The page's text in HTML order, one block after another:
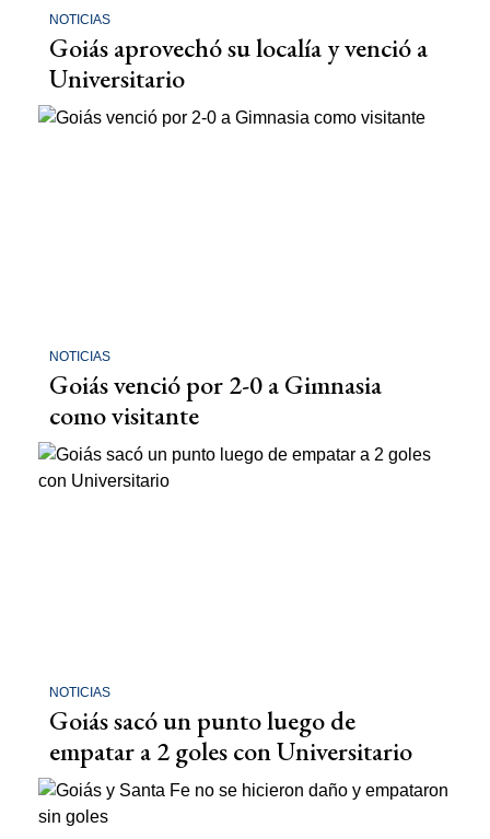
NOTICIAS
Goiás aprovechó su localía y venció a
Universitario
NOTICIAS
Goiás venció por 2-0 a Gimnasia
como visitante
NOTICIAS
Goiás sacó un punto luego de
empatar a 2 goles con Universitario